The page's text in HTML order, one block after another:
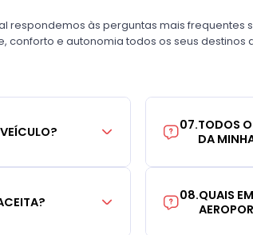
respondemos às perguntas mais
conforto e autonomia todos os seus
07.TODOS
DA
08.QUAIS